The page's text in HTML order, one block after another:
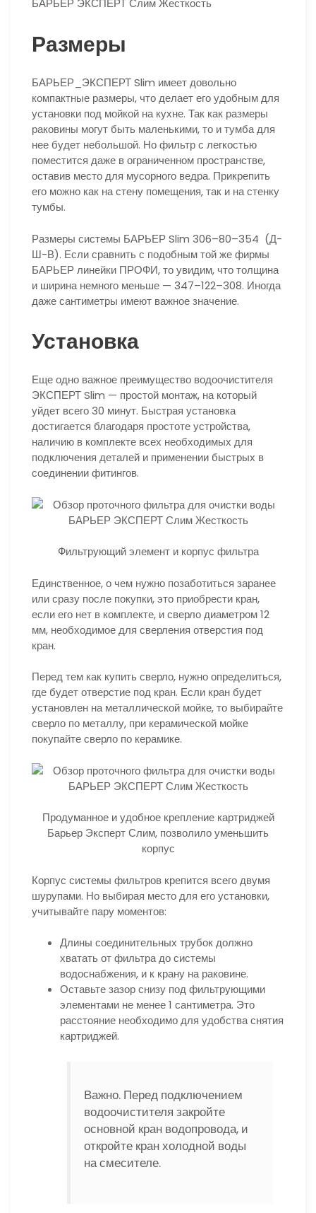
Размеры
БАРЬЕР_ЭКСПЕРТ Slim имеет довольно
компактные размеры, что делает его удобным для
установки под мойкой на кухне. Так как размеры
раковины могут быть маленькими, то и тумба для
нее будет небольшой. Но фильтр с легкостью
поместится даже в ограниченном пространстве,
оставив место для мусорного ведра. Прикрепить
его можно как на стену помещения, так и на стенку
тумбы.
Размеры системы БАРЬЕР Slim 306–80–354 (Д-
Ш-В). Если сравнить с подобным той же фирмы
БАРЬЕР линейки ПРОФИ, то увидим, что толщина
и ширина немного меньше — 347–122–308. Иногда
даже сантиметры имеют важное значение.
Установка
Еще одно важное преимущество водоочистителя
ЭКСПЕРТ Slim — простой монтаж, на который
уйдет всего 30 минут. Быстрая установка
достигается благодаря простоте устройства,
наличию в комплекте всех необходимых для
подключения деталей и применении быстрых в
соединении фитингов.
Фильтрующий элемент и корпус фильтра
Единственное, о чем нужно позаботиться заранее
или сразу после покупки, это приобрести кран,
если его нет в комплекте, и сверло диаметром 12
мм, необходимое для сверления отверстия под
кран.
Перед тем как купить сверло, нужно определиться,
где будет отверстие под кран. Если кран будет
установлен на металлической мойке, то выбирайте
сверло по металлу, при керамической мойке
покупайте сверло по керамике.
Продуманное и удобное крепление картриджей
Барьер Эксперт Слим, позволило уменьшить
корпус
Корпус системы фильтров крепится всего двумя
шурупами. Но выбирая место для его установки,
учитывайте пару моментов:
Длины соединительных трубок должно
хватать от фильтра до системы
водоснабжения, и к крану на раковине.
Оставьте зазор снизу под фильтрующими
элементами не менее 1 сантиметра. Это
расстояние необходимо для удобства снятия
картриджей.
Важно. Перед подключением
водоочистителя закройте
основной кран водопровода, и
откройте кран холодной воды
на смесителе.